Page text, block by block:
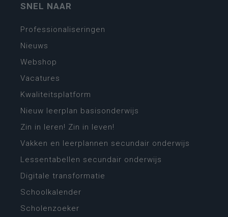
SNEL NAAR
Professionaliseringen
Nieuws
Webshop
Vacatures
Kwaliteitsplatform
Nieuw leerplan basisonderwijs
Zin in leren! Zin in leven!
Vakken en leerplannen secundair onderwijs
Lessentabellen secundair onderwijs
Digitale transformatie
Schoolkalender
Scholenzoeker